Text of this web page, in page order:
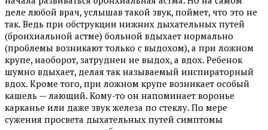
деле любой врач, услышав такой звук, поймет, что это не
так. Ведь при обструкции нижних дыхательных путей
(бронхиальной астме) больной вдыхает нормально
(проблемы возникают только с выдохом), а при ложном
крупе, наоборот, затруднен не выдох, а вдох. Ребенок
шумно вдыхает, делая так называемый инспираторный
вдох. Кроме того, при ложном крупе возникает особый
кашель — лающий. Кому-то он напоминает воронье
карканье или даже звук железа по стеклу. По мере
сужения просвета дыхательных путей симптомы